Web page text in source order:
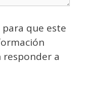
que este
responder a